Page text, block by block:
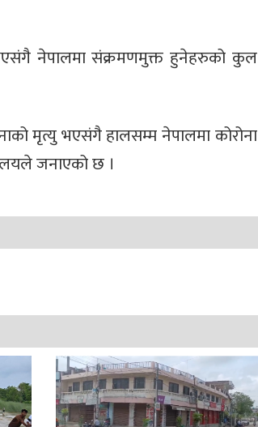
नेपालमा संक्रमणमुक्त हुनेहरुको कुल
मृत्यु भएसंगै हालसम्म नेपालमा कोरोना
जनाएको छ ।